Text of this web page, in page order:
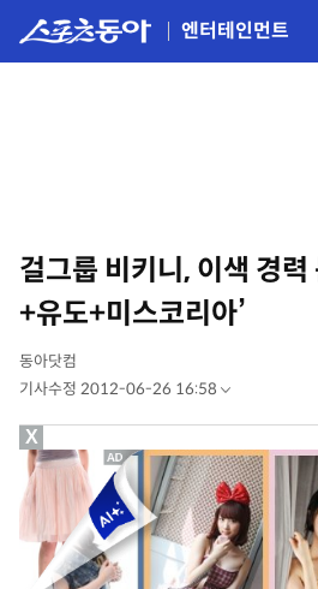
엔터테인먼트
걸그룹 비키니, 이색 경력
+유도+미스코리아’
동아닷컴
기사수정 2012-06-26 16:58
X